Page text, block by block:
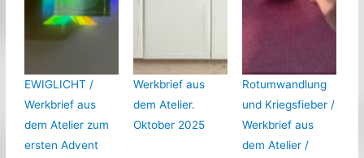
EWIGLICHT /
Werkbrief aus
dem Atelier zum
ersten Advent
Werkbrief aus
dem Atelier.
Oktober 2025
Rotumwandlung
und Kriegsfieber /
Werkbrief aus
dem Atelier /